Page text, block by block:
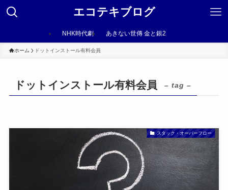
エコテキブログ
NHK時代劇 あきない世傳 金と銀2
ホーム ドットインストール有料会員
ドットインストール有料会員 – tag –
スタック・オーバーフロー